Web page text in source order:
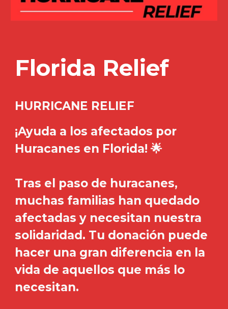
Florida Relief
HURRICANE RELIEF
¡Ayuda a los afectados por
Huracanes en Florida! 🌟
Tras el paso de huracanes,
muchas familias han quedado
afectadas y necesitan nuestra
solidaridad. Tu donación puede
hacer una gran diferencia en la
vida de aquellos que más lo
necesitan.